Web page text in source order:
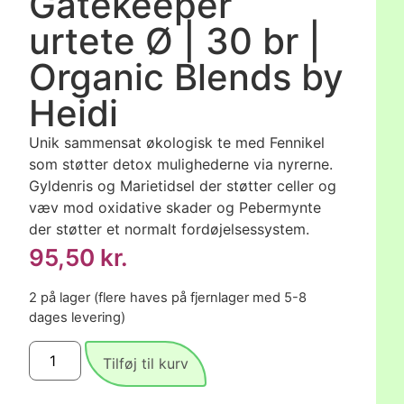
urtete Ø | 30 br |
Organic Blends by
Heidi
Unik sammensat økologisk te med Fennikel
som støtter detox mulighederne via nyrerne.
Gyldenris og Marietidsel der støtter celler og
væv mod oxidative skader og Pebermynte
der støtter et normalt fordøjelsessystem.
95,50 kr.
2 på lager (flere haves på fjernlager med 5-8
dages levering)
Tilføj til kurv